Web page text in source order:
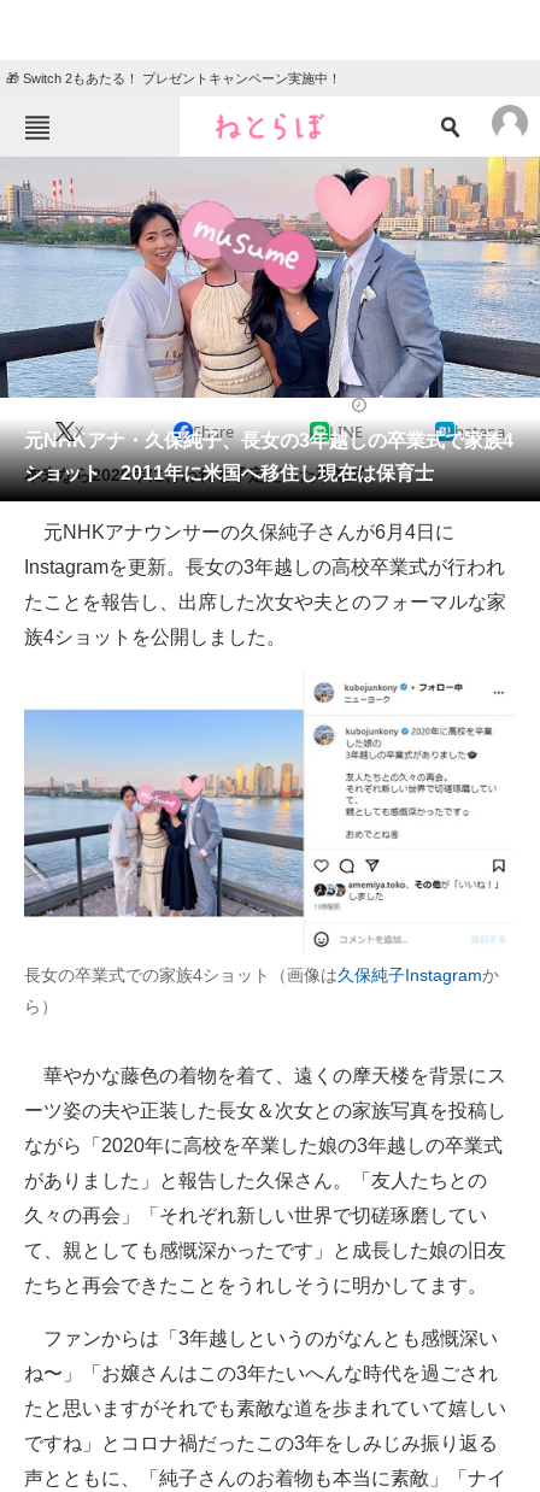
🎁 Switch 2もあたる！ プレゼントキャンペーン実施中！
TOP
エンタメ クイズ
グルメ 地域
住まい 教育・育児
動物 リサーチ
会員記事
メディア
注目記事を集めた総合ページ
ITの今と未来を見通す
スマホと通信の最新トレンド
ビジネスと働き方のヒント
AI活用のいまが分かる
企業ITのトレンドを詳説
企業向けIT製品の総合サイト
IT製品の技術・比較・事例
製造業のIT導入・活用を支援
モノづくり技術者専門サイト
電子設計の基本と応用
エネルギーの専門メディア
建設×テクノロジーの最前線
元NHKアナ・久保純子、長女の3年越しの卒業式で家族4
ショット 2011年に米国へ移住し現在は保育士
X Share LINE hatena
本来なら2020年に行われる予定だった卒業式。
元NHKアナウンサーの久保純子さんが6月4日に
Instagramを更新。長女の3年越しの高校卒業式が行われ
たことを報告し、出席した次女や夫とのフォーマルな家
族4ショットを公開しました。
長女の卒業式での家族4ショット（画像は久保純子Instagramか
ら）
華やかな藤色の着物を着て、遠くの摩天楼を背景にス
ーツ姿の夫や正装した長女＆次女との家族写真を投稿し
ながら「2020年に高校を卒業した娘の3年越しの卒業式
がありました」と報告した久保さん。「友人たちとの
久々の再会」「それぞれ新しい世界で切磋琢磨してい
て、親としても感慨深かったです」と成長した娘の旧友
たちと再会できたことをうれしそうに明かしてます。
ファンからは「3年越しというのがなんとも感慨深い
ね〜」「お嬢さんはこの3年たいへんな時代を過ごされ
たと思いますがそれでも素敵な道を歩まれていて嬉しい
ですね」とコロナ禍だったこの3年をしみじみ振り返る
声とともに、「純子さんのお着物も本当に素敵」「ナイ